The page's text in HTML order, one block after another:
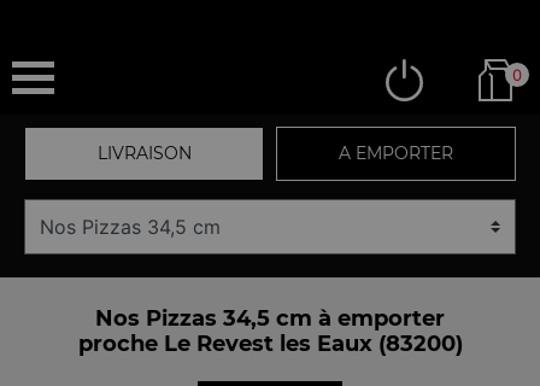
0
LIVRAISON A EMPORTER
Nos Pizzas 34,5 cm à emporter
proche Le Revest les Eaux (83200)